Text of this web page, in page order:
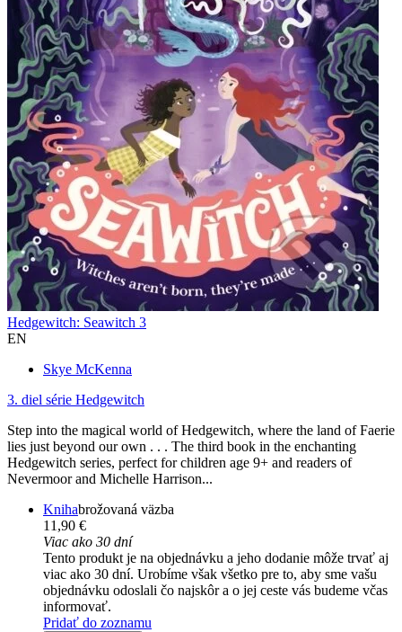
Hedgewitch: Seawitch 3
EN
Skye McKenna
3. diel série Hedgewitch
Step into the magical world of Hedgewitch, where the land of Faerie
lies just beyond our own . . . The third book in the enchanting
Hedgewitch series, perfect for children age 9+ and readers of
Nevermoor and Michelle Harrison...
Knihabrožovaná väzba
11,90 €
Viac ako 30 dní
Tento produkt je na objednávku a jeho dodanie môže trvať aj
viac ako 30 dní. Urobíme však všetko pre to, aby sme vašu
objednávku odoslali čo najskôr a o jej ceste vás budeme včas
informovať.
Pridať do zoznamu